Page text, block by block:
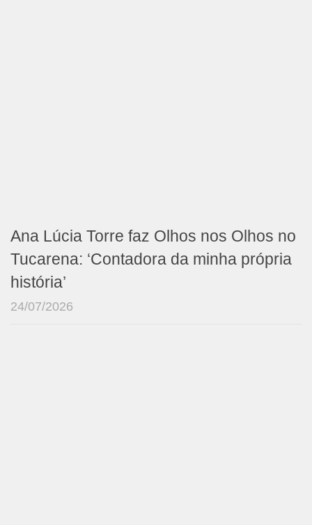
Ana Lúcia Torre faz Olhos nos Olhos no
Tucarena: ‘Contadora da minha própria
história’
24/07/2026